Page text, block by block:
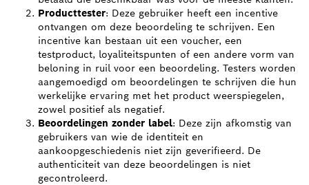
Producttester: Deze gebruiker heeft een incentive
ontvangen om deze beoordeling te schrijven. Een
incentive kan bestaan uit een voucher, een
testproduct, loyaliteitspunten of een andere vorm van
beloning in ruil voor een beoordeling. Testers worden
aangemoedigd om beoordelingen te schrijven die hun
werkelijke ervaring met het product weerspiegelen,
zowel positief als negatief.
Beoordelingen zonder label: Deze zijn afkomstig van
gebruikers van wie de identiteit en
aankoopgeschiedenis niet zijn geverifieerd. De
authenticiteit van deze beoordelingen is niet
gecontroleerd.